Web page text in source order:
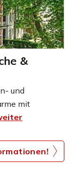
&
und
mit